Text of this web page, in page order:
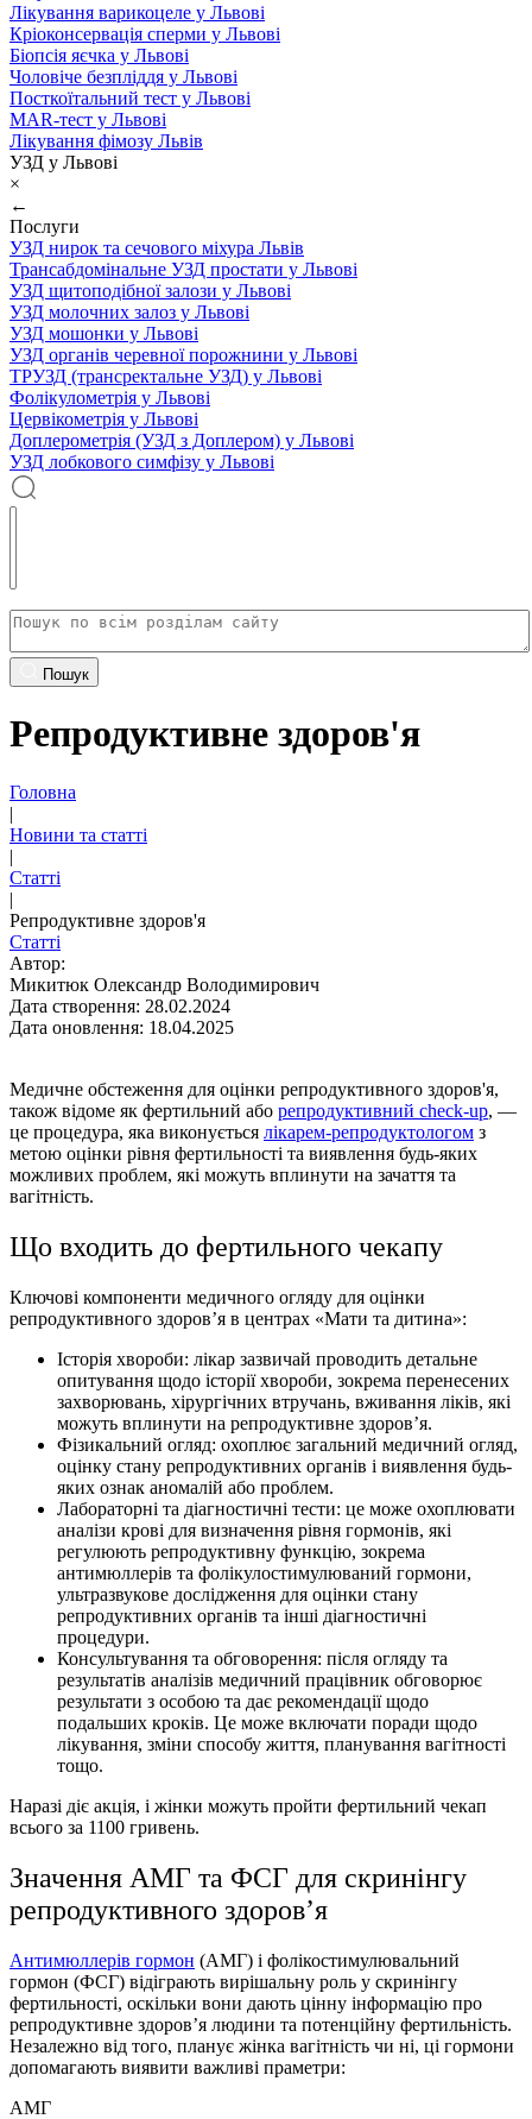
Лікування варикоцеле у Львові
Кріоконсервація сперми у Львові
Біопсія яєчка у Львові
Чоловіче безпліддя у Львові
Посткоїтальний тест у Львові
MAR-тест у Львові
Лікування фімозу Львів
УЗД у Львові
×
←
Послуги
УЗД нирок та сечового міхура Львів
Трансабдомінальне УЗД простати у Львові
УЗД щитоподібної залози у Львові
УЗД молочних залоз у Львові
УЗД мошонки у Львові
УЗД органів черевної порожнини у Львові
ТРУЗД (трансректальне УЗД) у Львові
Фолікулометрія у Львові
Цервікометрія у Львові
Доплерометрія (УЗД з Доплером) у Львові
УЗД лобкового симфізу у Львові
Пошук
Репродуктивне здоров'я
Головна
|
Новини та статті
|
Статті
|
Репродуктивне здоров'я
Статті
Автор:
Микитюк Олександр Володимирович
Дата створення: 28.02.2024
Дата оновлення: 18.04.2025
Медичне обстеження для оцінки репродуктивного здоров'я,
також відоме як фертильний або репродуктивний check-up, —
це процедура, яка виконується лікарем-репродуктологом з
метою оцінки рівня фертильності та виявлення будь-яких
можливих проблем, які можуть вплинути на зачаття та
вагітність.
Що входить до фертильного чекапу
Ключові компоненти медичного огляду для оцінки
репродуктивного здоров’я в центрах «Мати та дитина»:
Історія хвороби: лікар зазвичай проводить детальне
опитування щодо історії хвороби, зокрема перенесених
захворювань, хірургічних втручань, вживання ліків, які
можуть вплинути на репродуктивне здоров’я.
Фізикальний огляд: охоплює загальний медичний огляд,
оцінку стану репродуктивних органів і виявлення будь-
яких ознак аномалій або проблем.
Лабораторні та діагностичні тести: це може охоплювати
аналізи крові для визначення рівня гормонів, які
регулюють репродуктивну функцію, зокрема
антимюллерів та фолікулостимулюваний гормони,
ультразвукове дослідження для оцінки стану
репродуктивних органів та інші діагностичні
процедури.
Консультування та обговорення: після огляду та
результатів аналізів медичний працівник обговорює
результати з особою та дає рекомендації щодо
подальших кроків. Це може включати поради щодо
лікування, зміни способу життя, планування вагітності
тощо.
Наразі діє акція, і жінки можуть пройти фертильний чекап
всього за 1100 гривень.
Значення АМГ та ФСГ для скринінгу
репродуктивного здоров’я
Антимюллерів гормон (АМГ) і фолікостимулювальний
гормон (ФСГ) відіграють вирішальну роль у скринінгу
фертильності, оскільки вони дають цінну інформацію про
репродуктивне здоров’я людини та потенційну фертильність.
Незалежно від того, планує жінка вагітність чи ні, ці гормони
допомагають виявити важливі праметри:
АМГ